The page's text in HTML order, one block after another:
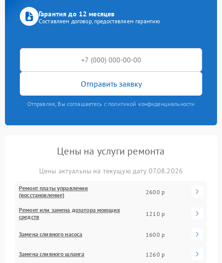
Гарантия до 12 месяцев
Составляем договор, предоставляем гарантию
Отправить заявку
Отправляя, Вы соглашаетесь с политикой конфиденциальности
Цены на услуги ремонта
Цены актуальны на текущую дату 07.08.2026
Ремонт платы управления
(восстановление)
2600 р
Ремонт или замена дозатора моющих
средств
1210 р
Замена сливного насоса 1600 р
Замена сливного шланга 1260 р